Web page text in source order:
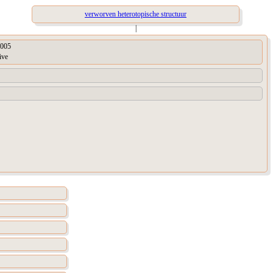
verworven heterotopische structuur
|